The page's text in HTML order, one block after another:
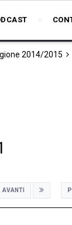
2014/2015
AVANTI